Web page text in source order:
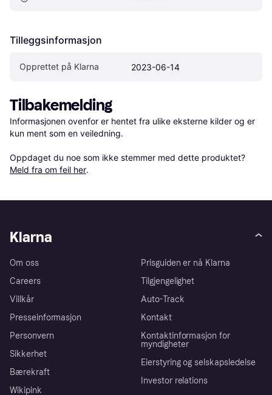
Tilleggsinformasjon
Opprettet på Klarna 2023-06-14
Tilbakemelding
Informasjonen ovenfor er hentet fra ulike eksterne kilder og er
kun ment som en veiledning.
Oppdaget du noe som ikke stemmer med dette produktet?
Meld fra om feil her.
Klarna
Om oss
Careers
Villkår
Presseinformasjon
Personvern
Sikkerhet
Bærekraft
Wikipink
Prisguiden er nå Klarna
Tilgjengelighet
Auto-Track
Kontakt
Kontaktinformasjon for
myndigheter
Eierstyring og selskapsledelse
Investor relations